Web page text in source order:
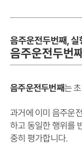
음주운전두번째,
음주운전두번
음주운전두번째는
과거에 이미 음주운
하고 동일한 행위를
중히 평가합니다.